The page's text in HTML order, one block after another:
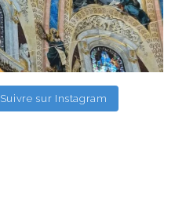
Suivre sur Instagram